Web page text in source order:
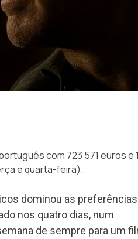
com 723 571 euros e
e quarta-feira).
dominou as
nos quatro dias, num
de sempre para um